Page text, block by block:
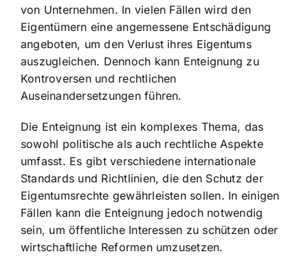
von Unternehmen. In vielen Fällen wird den
Eigentümern eine angemessene Entschädigung
angeboten, um den Verlust ihres Eigentums
auszugleichen. Dennoch kann Enteignung zu
Kontroversen und rechtlichen
Auseinandersetzungen führen.
Die Enteignung ist ein komplexes Thema, das
sowohl politische als auch rechtliche Aspekte
umfasst. Es gibt verschiedene internationale
Standards und Richtlinien, die den Schutz der
Eigentumsrechte gewährleisten sollen. In einigen
Fällen kann die Enteignung jedoch notwendig
sein, um öffentliche Interessen zu schützen oder
wirtschaftliche Reformen umzusetzen.